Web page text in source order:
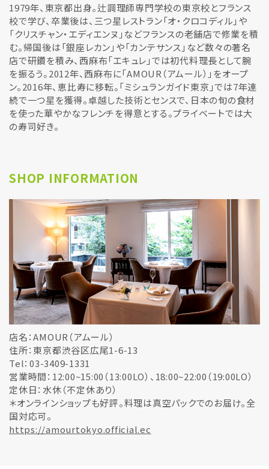
1979年、東京都出身。辻調理師専門学校の東京校とフランス
校で学び、卒業後は、三つ星レストラン「オ・クロコディル」や
「クリスチャン・エディエンヌ」などフランスの老舗店で修業を積
む。帰国後は「銀座レカン」や「カンテサンス」など数々の著名
店で研鑽を積み、西麻布「エキュレ」では初代料理長として腕
を振るう。2012年、西麻布に「AMOUR（アムール）」をオープ
ン。2016年、恵比寿に移転。「ミシュランガイド東京」では7年連
続で一つ星を獲得。卓越した技術とセンスで、日本の旬の食材
を使った華やかなフレンチを得意とする。プライベートでは大
の寿司好き。
SHOP INFORMATION
店名：AMOUR（アムール）
住所：東京都渋谷区広尾1-6-13
Tel：03-3409-1331
営業時間：12:00~15:00（13:00LO）、18:00~22:00（19:00LO）
定休日：水休（不定休あり）
＊オンラインショップも好評。料理は真空パックでのお届け。全
国対応可。
https://amourtokyo.official.ec